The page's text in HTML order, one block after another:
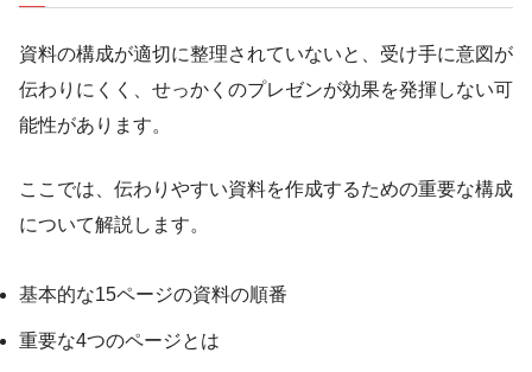
資料の構成が適切に整理されていないと、受け手に意図が
伝わりにくく、せっかくのプレゼンが効果を発揮しない可
能性があります。
ここでは、伝わりやすい資料を作成するための重要な構成
について解説します。
基本的な15ページの資料の順番
重要な4つのページとは